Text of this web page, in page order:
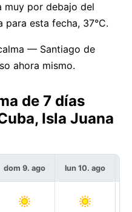
muy por debajo del
esta fecha, 37°C.
— Santiago de
ahora mismo.
de 7 días
Isla Juana
dom 9. ago lun 10. ago